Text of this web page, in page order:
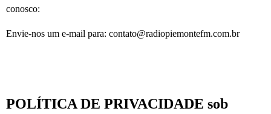
conosco:
Envie-nos um e-mail para: contato@radiopiemontefm.com.br
POLÍTICA DE PRIVACIDADE sob